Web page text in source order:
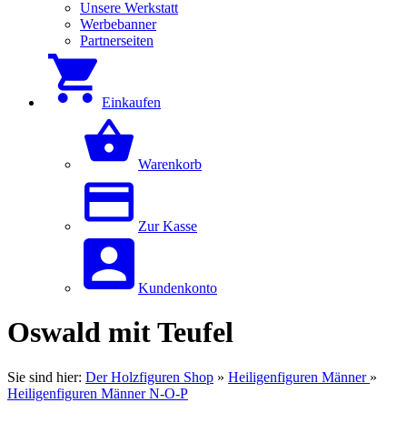
Unsere Werkstatt
Werbebanner
Partnerseiten
Einkaufen
Warenkorb
Zur Kasse
Kundenkonto
Oswald mit Teufel
Sie sind hier: Der Holzfiguren Shop » Heiligenfiguren Männer »
Heiligenfiguren Männer N-O-P